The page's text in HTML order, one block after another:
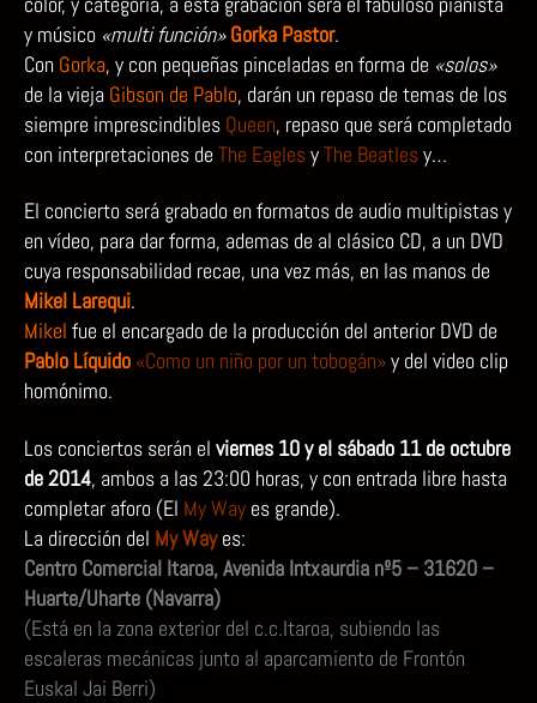
y músico «multi función» Gorka Pastor.
Con Gorka, y con pequeñas pinceladas en forma de «solos»
de la vieja Gibson de Pablo, darán un repaso de temas de los
siempre imprescindibles Queen, repaso que será completado
con interpretaciones deThe EaglesyThe Beatlesy…
El concierto será grabado en formatos de audio multipistas y
en vídeo, para dar forma, ademas de al clásico CD, a un DVD
cuya responsabilidad recae, una vez más, en las manos de
Mikel Larequi.
Mikel fue el encargado de la producción del anterior DVD de
Pablo Líquido «Como un niño por un tobogán»y del video clip
homónimo.
Los conciertos serán el viernes 10 y el sábado 11 de octubre
de 2014, ambos a las 23:00 horas, y con entrada libre hasta
completar aforo (El My Way es grande).
La dirección del My Wayes:
Centro Comercial Itaroa, Avenida Intxaurdia nº5 – 31620 –
Huarte/Uharte (Navarra)
(Está en la zona exterior del c.c.Itaroa, subiendo las
escaleras mecánicas junto al aparcamiento de Frontón
Euskal Jai Berri)